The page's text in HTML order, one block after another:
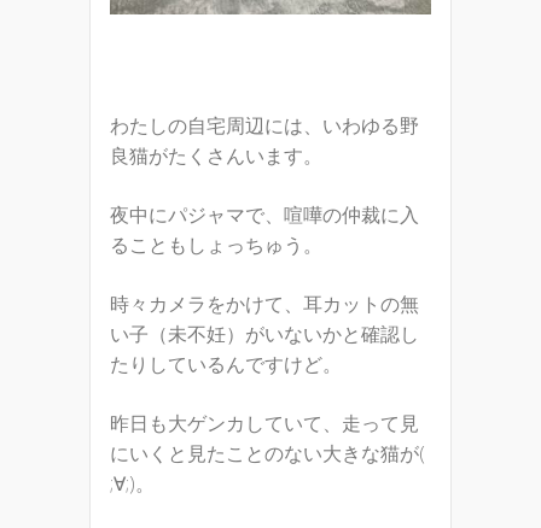
わたしの自宅周辺には、いわゆる野
良猫がたくさんいます。
夜中にパジャマで、喧嘩の仲裁に入
ることもしょっちゅう。
時々カメラをかけて、耳カットの無
い子（未不妊）がいないかと確認し
たりしているんですけど。
昨日も大ゲンカしていて、走って見
にいくと見たことのない大きな猫が(
;∀;)。